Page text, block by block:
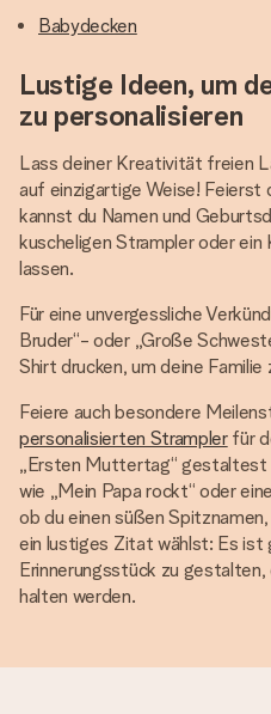
Babydecken
Lustige Ideen, um
zu personalisieren
Lass deiner Kreativität freien
auf einzigartige Weise! Feierst
kannst du Namen und
kuscheligen Strampler oder
lassen.
Für eine unvergessliche
Bruder“- oder „Große
Shirt drucken, um deine Familie
Feiere auch besondere
personalisierten Stramplerfür
„Ersten Muttertag“
wie „Mein Papa rockt“ oder
ob du einen süßen
ein lustiges Zitat wählst: Es ist
Erinnerungsstück zu
halten werden.